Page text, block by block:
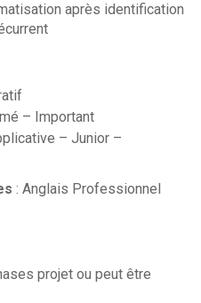
après identification
– Important
– Junior –
: Anglais Professionnel
projet ou peut être